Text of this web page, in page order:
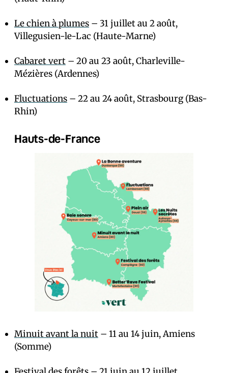
Le chien à plumes – 31 juillet au 2 août,
Villegusien-le-Lac (Haute-Marne)
Cabaret vert – 20 au 23 août, Charleville-
Mézières (Ardennes)
Fluctuations – 22 au 24 août, Strasbourg (Bas-
Rhin)
Hauts-de-France
Minuit avant la nuit – 11 au 14 juin, Amiens
(Somme)